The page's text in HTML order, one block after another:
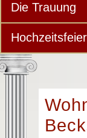
Die Trauung
Hochzeitsfeier